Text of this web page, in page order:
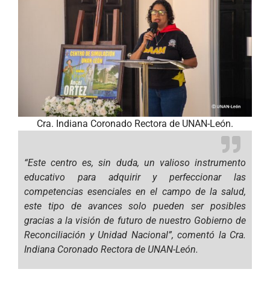
Cra. Indiana Coronado Rectora de UNAN-León.
“Este centro es, sin duda, un valioso instrumento
educativo para adquirir y perfeccionar las
competencias esenciales en el campo de la salud,
este tipo de avances solo pueden ser posibles
gracias a la visión de futuro de nuestro Gobierno de
Reconciliación y Unidad Nacional”, comentó la Cra.
Indiana Coronado Rectora de UNAN-León.